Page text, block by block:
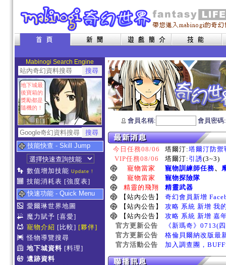
Mabinogi Search Engine
地下城最
後寶箱的
獎勵都是
隨機的！
技能快查 - Skill Jump
數值增加技能 Update !
技能消耗表 [強度表]
快速功能 - Quick Menu
愛爾琳世界地圖
魔力賦予 [喜愛]
寵物介紹 [比較] [夥伴]
怪物導覽搜尋
地下城資料 [料理]
遺跡資料
會員名稱: 會員密
今日任務08/06 塔爾汀:塔爾汀防禦
VIP任務08/06
塔爾汀: 引誘(3~3)
寵物當家
寵物訓練師任務、
寵物當家
寵物探險隊
精靈的飛翔
精靈武器
【站內公告】
奇幻會員新增
【站內公告】
攻略 系統 新增 我
【站內公告】
攻略 系統 新增 嘉
官方更新公告
《新瑪奇》0713(
官方更新公告
格倫貝爾納改版最
官方活動公告
加入調查團，